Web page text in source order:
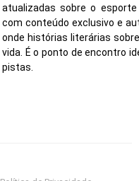
atualizadas sobre o
com conteúdo exclusivo e
onde histórias literárias
vida. É o ponto de encontro
pistas.